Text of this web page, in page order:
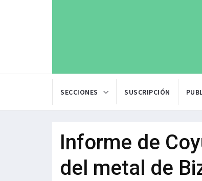
SECCIONES SUSCRIPCIÓN
Informe de
del metal de